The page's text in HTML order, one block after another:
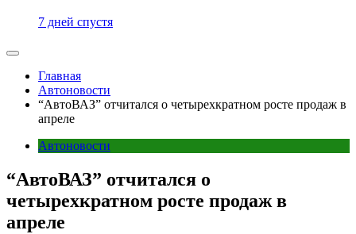
7 дней спустя
Главная
Автоновости
“АвтоВАЗ” отчитался о четырехкратном росте продаж в
апреле
Автоновости
“АвтоВАЗ” отчитался о
четырехкратном росте продаж в
апреле